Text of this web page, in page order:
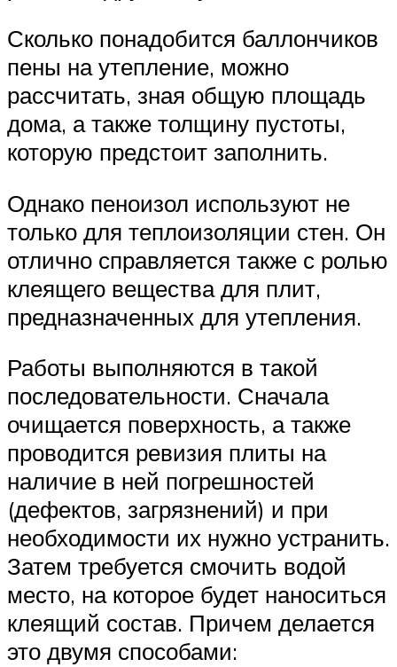
Сколько понадобится баллончиков
пены на утепление, можно
рассчитать, зная общую площадь
дома, а также толщину пустоты,
которую предстоит заполнить.
Однако пеноизол используют не
только для теплоизоляции стен. Он
отлично справляется также с ролью
клеящего вещества для плит,
предназначенных для утепления.
Работы выполняются в такой
последовательности. Сначала
очищается поверхность, а также
проводится ревизия плиты на
наличие в ней погрешностей
(дефектов, загрязнений) и при
необходимости их нужно устранить.
Затем требуется смочить водой
место, на которое будет наноситься
клеящий состав. Причем делается
это двумя способами: